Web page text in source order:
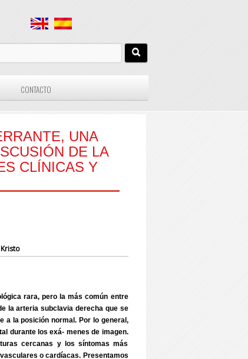
CONTACTO
UNA
DE LA
CLÍNICAS Y
rara, pero la más común entre
la arteria subclavia derecha que se
a la posición normal. Por lo general,
durante los exá- menes de imagen.
cercanas y los síntomas más
o cardíacas. Presentamos